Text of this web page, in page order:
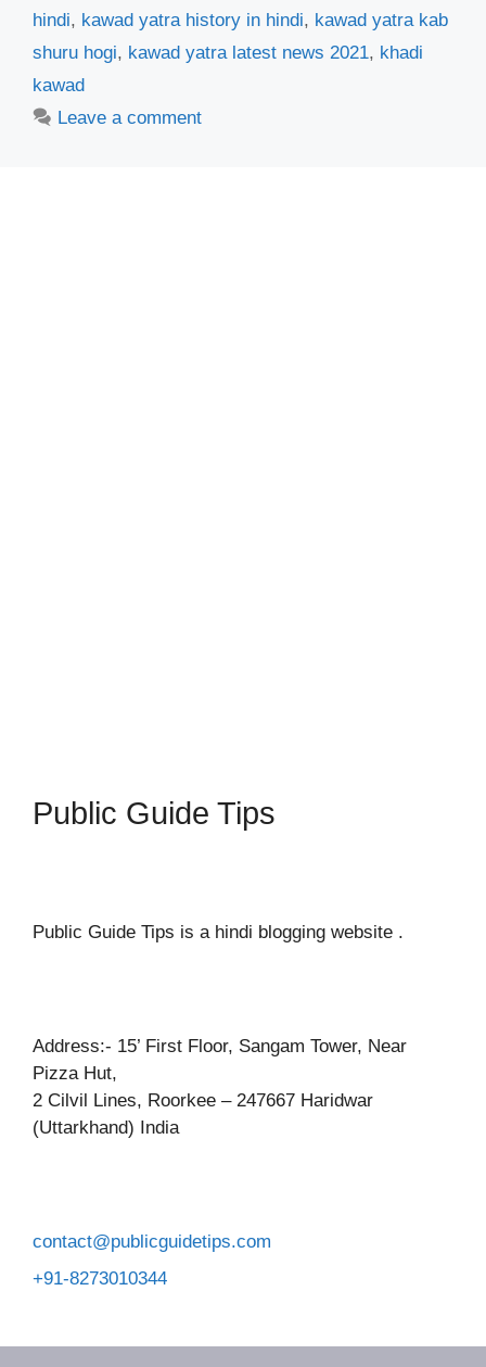
hindi, kawad yatra history in hindi, kawad yatra kab
shuru hogi, kawad yatra latest news 2021, khadi
kawad
Leave a comment
Public Guide Tips
Public Guide Tips is a hindi blogging website .
Address:- 15’ First Floor, Sangam Tower, Near
Pizza Hut,
2 Cilvil Lines, Roorkee – 247667 Haridwar
(Uttarkhand) India
contact@publicguidetips.com
+91-8273010344